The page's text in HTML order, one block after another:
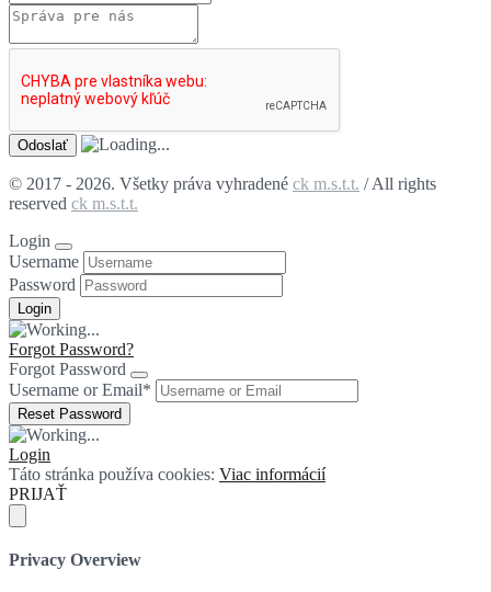
© 2017 - 2026. Všetky práva vyhradené ck m.s.t.t. / All rights
reserved ck m.s.t.t.
Login
Username
Password
Forgot Password?
Forgot Password
Username or Email*
Login
Táto stránka používa cookies: Viac informácií
PRIJAŤ
Privacy Overview